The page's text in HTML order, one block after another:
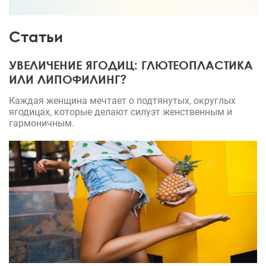
Статьи
УВЕЛИЧЕНИЕ ЯГОДИЦ: ГЛЮТЕОПЛАСТИКА
ИЛИ ЛИПОФИЛИНГ?
Каждая женщина мечтает о подтянутых, округлых
ягодицах, которые делают силуэт женственным и
гармоничным.